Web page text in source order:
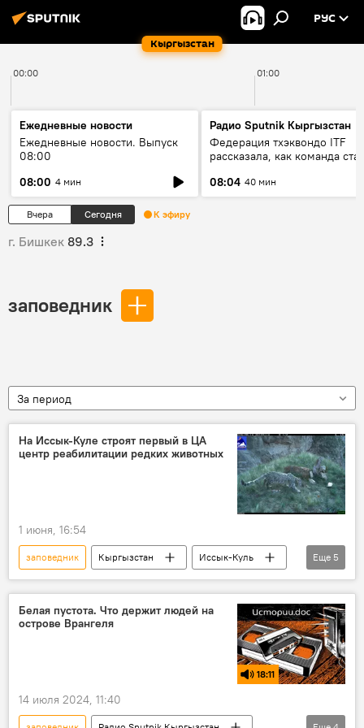
Кыргызстан
РУС
00:00 01:00
Ежедневные новости
Ежедневные новости. Выпуск
08:00
08:00 4 мин
Радио Sputnik Кыргызстан
Федерация тхэквондо ITF
рассказала, как команда
08:04 40 мин
Вчера Сегодня К эфиру
г. Бишкек 89.3
заповедник
За период
На Иссык-Куле строят первый в ЦА
центр реабилитации редких животных
1 июня, 16:54
заповедник Кыргызстан
Иссык-Куль
строительство
центр
реабилитация
экология животные
Еще 5
Белая пустота. Что держит людей на
острове Врангеля
18:11
14 июля 2024, 11:40